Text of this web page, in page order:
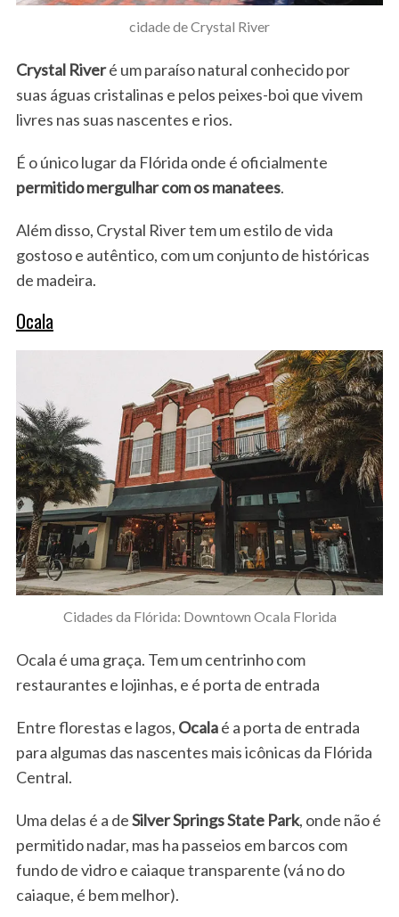
cidade de Crystal River
Crystal Riveré um paraíso natural conhecido por
suas águas cristalinas e pelos peixes-boi que vivem
livres nas suas nascentes e rios.
É o único lugar da Flórida onde é oficialmente
permitido mergulhar com os manatees.
Além disso, Crystal River tem um estilo de vida
gostoso e autêntico, com um conjunto de históricas
de madeira.
Ocala
Cidades da Flórida: Downtown Ocala Florida
Ocala é uma graça. Tem um centrinho com
restaurantes e lojinhas, e é porta de entrada
Entre florestas e lagos, Ocalaé a porta de entrada
para algumas das nascentes mais icônicas da Flórida
Central.
Uma delas é a deSilver Springs State Park, onde não é
permitido nadar, mas ha passeios em barcos com
fundo de vidro e caiaque transparente (vá no do
caiaque, é bem melhor).